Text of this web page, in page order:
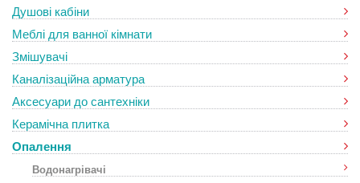
Душові кабіни
Меблі для ванної кімнати
Змішувачі
Каналізаційна арматура
Аксесуари до сантехніки
Керамічна плитка
Опалення
Водонагрівачі